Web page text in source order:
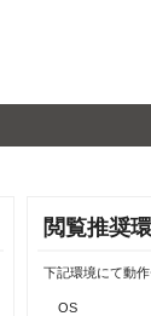
閲覧推奨
下記環境にて動
OS